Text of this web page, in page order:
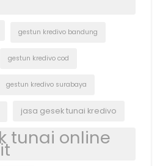
gestun kredivo bandung
gestun kredivo cod
gestun kredivo surabaya
jasa gesek tunai kredivo
tunai online